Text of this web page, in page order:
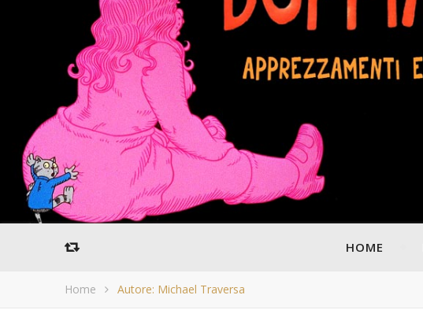
HOME
Home Autore: Michael Traversa